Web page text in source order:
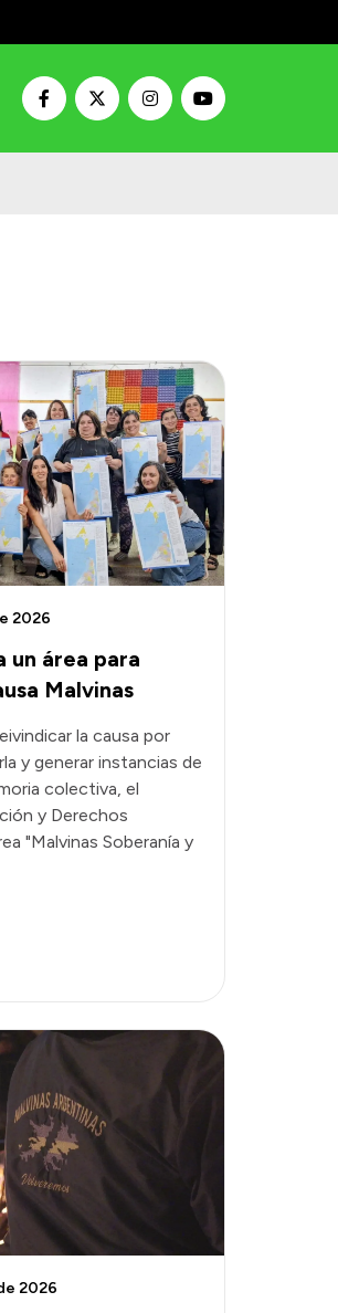
un área para
Malvinas
2026
la causa por
y generar instancias de
colectiva, el
y Derechos
"Malvinas Soberanía y
2026